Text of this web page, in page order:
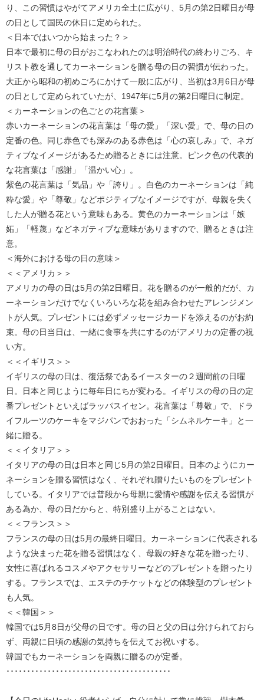
り、この習慣はやがてアメリカ全土に広がり、5月の第2日曜日が母
の日として国民の休日に定められた。
＜日本ではいつから始まった？＞
日本で最初に母の日がおこなわれたのは明治時代の終わりごろ、キ
リスト教を通してカーネーションを贈る母の日の習慣が伝わった。
大正から昭和の初めごろにかけて一般に広がり、当初は3月6日が母
の日として定められていたが、1947年に5月の第2日曜日に制定。
＜カーネーションの色ごとの花言葉＞
赤いカーネーションの花言葉は「母の愛」「深い愛」で、母の日の
定番の色。同じ赤色でも深みのある赤色は「心の哀しみ」で、ネガ
ティブなイメージがあるため贈るときには注意。ピンク色の代表的
な花言葉は「感謝」「温かい心」。
紫色の花言葉は「気品」や「誇り」。白色のカーネーションは「純
粋な愛」や「尊敬」などポジティブなイメージですが、母親を失く
した人が贈る花という意味もある。黄色のカーネーションは「嫉
妬」「軽蔑」などネガティブな意味がありますので、贈るときは注
意。
＜海外における母の日の意味＞
＜＜アメリカ＞＞
アメリカの母の日は5月の第2日曜日。花を贈るのが一般的だが、カ
ーネーションだけでなくいろいろな花を組み合わせたアレンジメン
トが人気。プレゼントには必ずメッセージカードを添えるのがお約
束。母の日当日は、一緒に食事を共にするのがアメリカの定番の祝
い方。
＜＜イギリス＞＞
イギリスの母の日は、復活祭であるイースターの２週間前の日曜
日。日本と同じように毎年日にちが変わる。イギリスの母の日の定
番プレゼントといえばラッパスイセン。花言葉は「尊敬」で、ドラ
イフルーツのケーキをマジパンでおおった「シムネルケーキ」と一
緒に贈る。
＜＜イタリア＞＞
イタリアの母の日は日本と同じ5月の第2日曜日。日本のようにカー
ネーションを贈る習慣はなく、それぞれ贈りたいものをプレゼント
している。イタリアでは普段から母親に愛情や感謝を伝える習慣が
ある為か、母の日だからと、特別盛り上がることはない。
＜＜フランス＞＞
フランスの母の日は5月の最終日曜日。カーネーションに代表される
ような決まった花を贈る習慣はなく、母親の好きな花を贈ったり、
女性に喜ばれるコスメやアクセサリーなどのプレゼントを贈ったり
する。フランスでは、エステのチケットなどの体験型のプレゼント
も人気。
＜＜韓国＞＞
韓国では5月8日が父母の日です。母の日と父の日は分けられておら
ず、両親に日頃の感謝の気持ちを伝えてお祝いする。
韓国でもカーネーションを両親に贈るのが定番。
････････････････････････････････････････